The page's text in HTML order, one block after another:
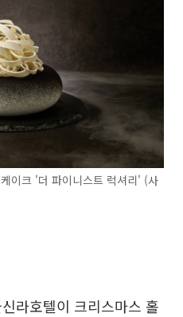
이크 '더 파이니스트 럭셔리' (사
라호텔이 크리스마스 홀